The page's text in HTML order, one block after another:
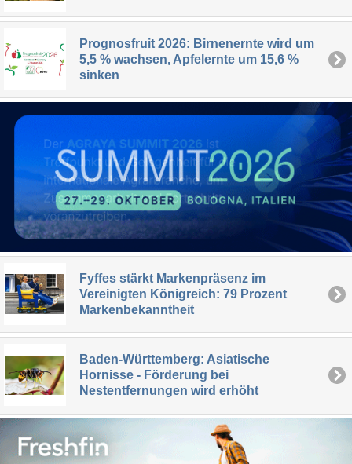
Prognosfruit 2026: Birnenernte wird um
5,5 % wachsen, Apfelernte um 15,6 %
sinken
Fyffes stärkt Markenpräsenz im
Vereinigten Königreich: 79 Prozent
Markenbekanntheit
Baden-Württemberg: Asiatische
Hornisse - Förderung bei
Nestentfernungen wird erhöht